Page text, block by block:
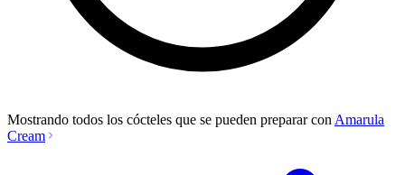
Mostrando todos los cócteles que se pueden preparar con Amarula
Cream